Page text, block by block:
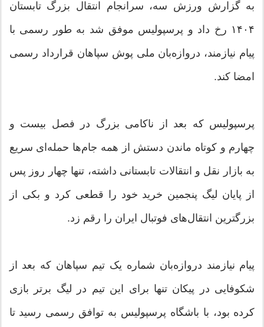
به گزارش ورزش سه، سرانجام انتقال بزرگ تابستان
۱۴۰۴ رخ داد و پرسپولیس موفق شد به طور رسمی با
پیام نیازمند، دروازه‌بان ملی پوش سپاهان قرارداد رسمی
امضا کند.
پرسپولیس که بعد از ناکامی بزرگ در فصل بیست و
چهارم و کوتاه ماندن دستش از همه جام‌ها حمله‌ای سریع
به بازار نقل و انتقالات تابستانی داشته، تنها چهار روز پس
از پایان لیگ پنجمین خرید خود را قطعی کرد و بکی از
بزرگترین انتقال‌های فوتبال ایران را رقم زد.
پیام نیازمند دروازه‌بان شماره یک تیم سپاهان که بعد از
شکوفایی در پیکان تنها برای این تیم در لیگ برتر بازی
کرده بود، با باشگاه پرسپولیس به توافق رسمی رسید تا